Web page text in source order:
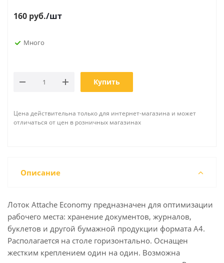
160 руб./шт
Много
Купить
Цена действительна только для интернет-магазина и может
отличаться от цен в розничных магазинах
Описание
Лоток Attache Economy предназначен для оптимизации
рабочего места: хранение документов, журналов,
буклетов и другой бумажной продукции формата А4.
Располагается на столе горизонтально. Оснащен
жестким креплением один на один. Возможна